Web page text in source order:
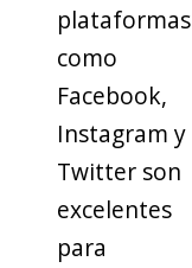
plataformas
como
Facebook,
Instagram y
Twitter son
excelentes
para